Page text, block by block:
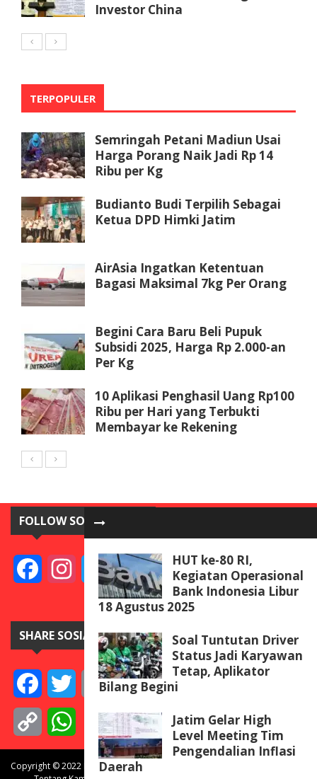
HUT ke-80 RI,
Kegiatan Operasional
Bank Indonesia Libur
18 Agustus 2025
Soal Tuntutan Driver
Status Jadi Karyawan
Tetap, Aplikator
Bilang Begini
Jatim Gelar High
Level Meeting Tim
Pengendalian Inflasi
Daerah
Investor China
TERPOPULER
Semringah Petani Madiun Usai
Harga Porang Naik Jadi Rp 14
Ribu per Kg
Budianto Budi Terpilih Sebagai
Ketua DPD Himki Jatim
AirAsia Ingatkan Ketentuan
Bagasi Maksimal 7kg Per Orang
Begini Cara Baru Beli Pupuk
Subsidi 2025, Harga Rp 2.000-an
Per Kg
10 Aplikasi Penghasil Uang Rp100
Ribu per Hari yang Terbukti
Membayar ke Rekening
FOLLOW SOSIAL MEDIA
FacebookInstagramTwitter YouTube
SHARE SOSIAL MEDIA
FacebookTwitterEmail Telegram
Copy
Link
WhatsApp
Copyright © 2022 BISNISdanINVEST.com. All rights reserved.